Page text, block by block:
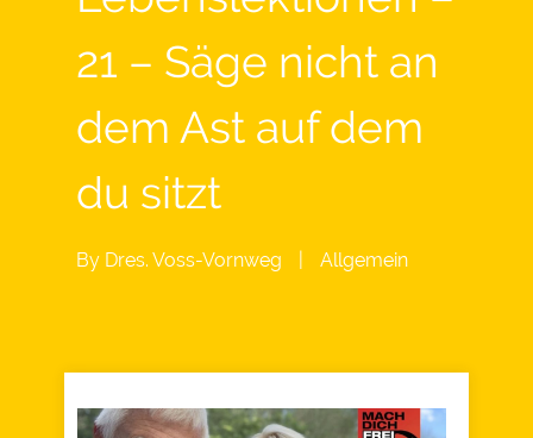
21 – Säge nicht an
dem Ast auf dem
du sitzt
By Dres. Voss-Vornweg Allgemein